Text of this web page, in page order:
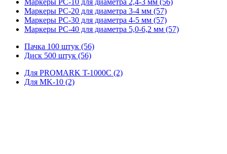
Маркеры PC-10 для диаметра 2,4-3 мм (56)
Маркеры PC-20 для диаметра 3-4 мм (57)
Маркеры PC-30 для диаметра 4-5 мм (57)
Маркеры PC-40 для диаметра 5,0-6,2 мм (57)
Пачка 100 штук (56)
Диск 500 штук (56)
Для PROMARK T-1000C (2)
Для MK-10 (2)